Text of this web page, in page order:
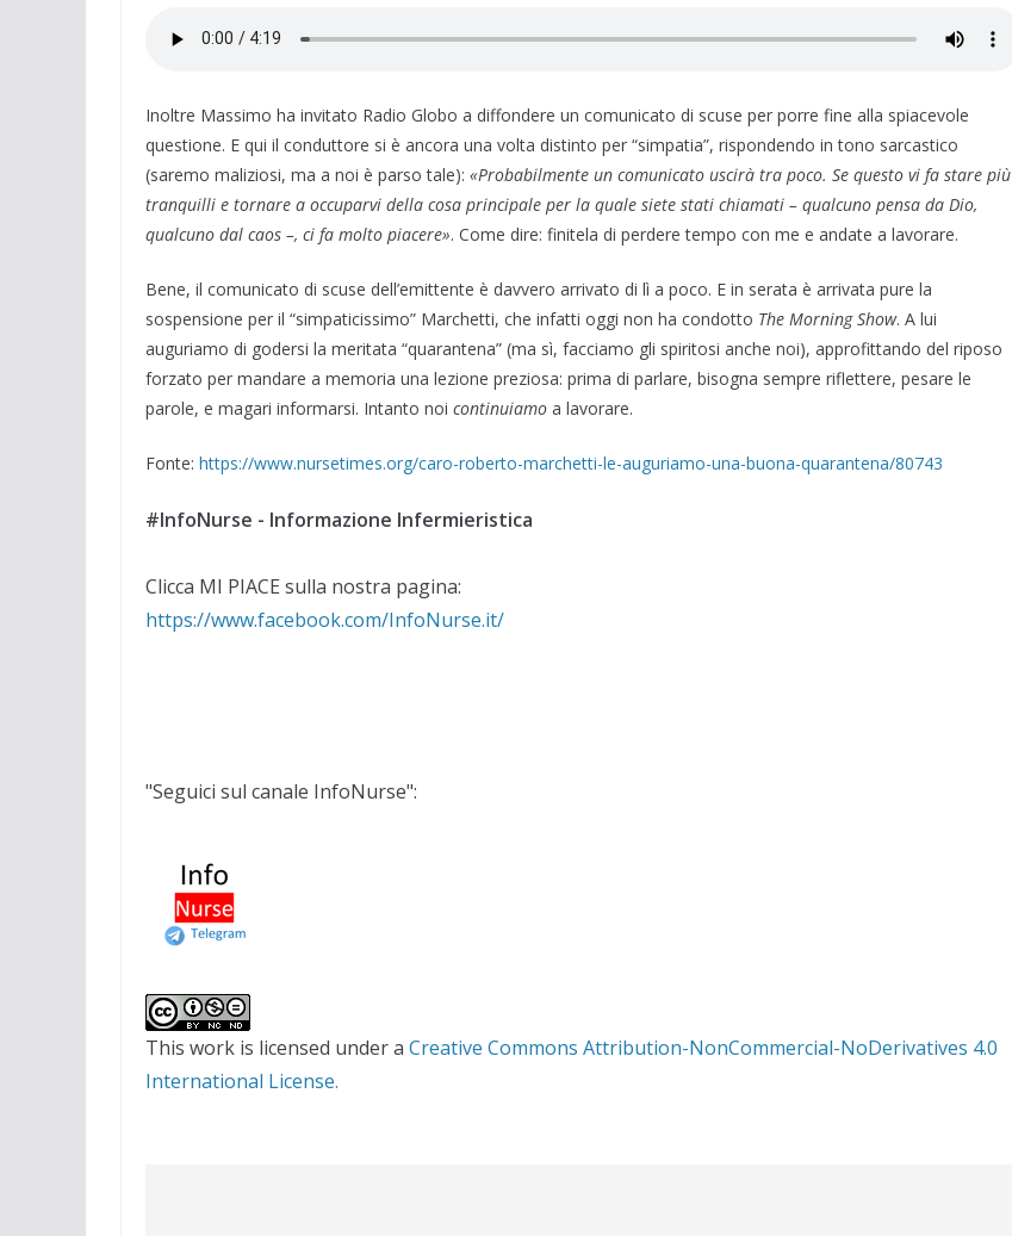
Inoltre Massimo ha invitato Radio Globo a diffondere un comunicato di scuse per porre fine alla spiacevole
questione. E qui il conduttore si è ancora una volta distinto per “simpatia”, rispondendo in tono sarcastico
(saremo maliziosi, ma a noi è parso tale): «Probabilmente un comunicato uscirà tra poco. Se questo vi fa stare più
tranquilli e tornare a occuparvi della cosa principale per la quale siete stati chiamati – qualcuno pensa da Dio,
qualcuno dal caos –, ci fa molto piacere». Come dire: finitela di perdere tempo con me e andate a lavorare.
Bene, il comunicato di scuse dell’emittente è davvero arrivato di lì a poco. E in serata è arrivata pure la
sospensione per il “simpaticissimo” Marchetti, che infatti oggi non ha condotto The Morning Show. A lui
auguriamo di godersi la meritata “quarantena” (ma sì, facciamo gli spiritosi anche noi), approfittando del riposo
forzato per mandare a memoria una lezione preziosa: prima di parlare, bisogna sempre riflettere, pesare le
parole, e magari informarsi. Intanto noi continuiamo a lavorare.
Fonte: https://www.nursetimes.org/caro-roberto-marchetti-le-auguriamo-una-buona-quarantena/80743
#InfoNurse - Informazione Infermieristica
Clicca MI PIACE sulla nostra pagina:
https://www.facebook.com/InfoNurse.it/
"Seguici sul canale InfoNurse":
This work is licensed under a Creative Commons Attribution-NonCommercial-NoDerivatives 4.0
International License.